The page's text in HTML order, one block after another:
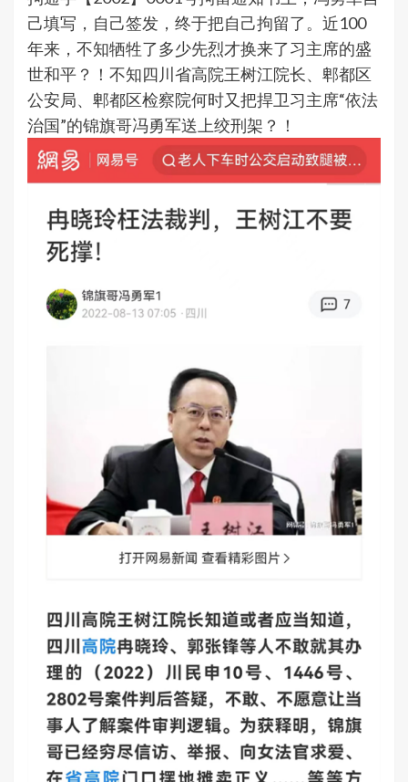
己填写，自己签发，终于把自己拘留了。近100
年来，不知牺牲了多少先烈才换来了习主席的盛
世和平？！不知四川省高院王树江院长、郫都区
公安局、郫都区检察院何时又把捍卫习主席“依法
治国”的锦旗哥冯勇军送上绞刑架？！